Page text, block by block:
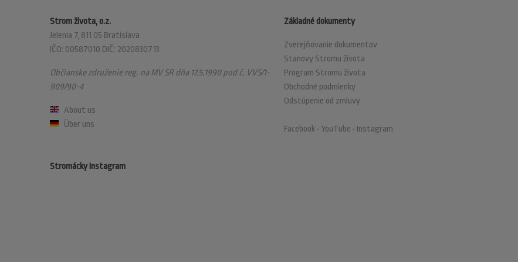
Strom života, o.z.
Jelenia 7, 811 05 Bratislava
IČO: 00587010 DIČ: 2020830713
Občianske združenie reg. na MV SR dňa 17.5.1990 pod č. VVS/1-
909/90-4
About us
Über uns
Základné dokumenty
Zverejňovanie dokumentov
Stanovy Stromu života
Program Stromu života
Obchodné podmienky
Odstúpenie od zmluvy
Facebook • YouTube • Instagram
Stromácky Instagram